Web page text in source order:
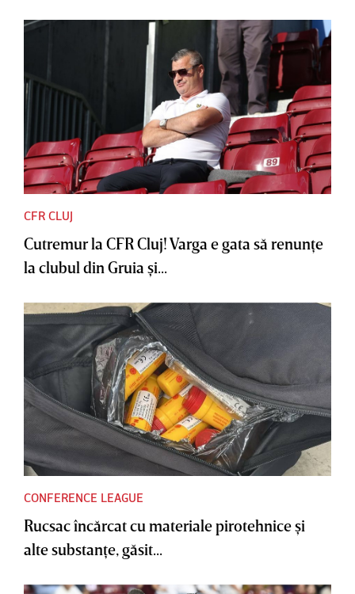
CFR CLUJ
Cutremur la CFR Cluj! Varga e gata să renunţe
la clubul din Gruia şi...
CONFERENCE LEAGUE
Rucsac încărcat cu materiale pirotehnice şi
alte substanţe, găsit...